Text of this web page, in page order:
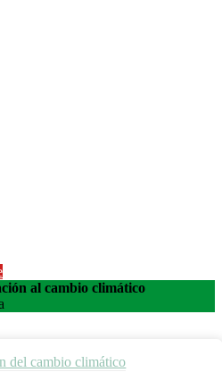
al cambio climático